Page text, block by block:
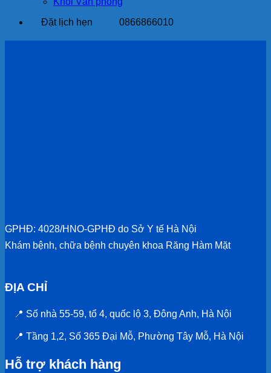
Đặt lịch hẹn
0866866010
GPHĐ: 4028/HNO-GPHĐ do Sở Y tế Hà Nội
Khám bệnh, chữa bệnh chuyên khoa Răng Hàm Mặt
ĐỊA CHỈ
📍 Số nhà 55-59, tổ 4, quốc lộ 3, Đông Anh, Hà Nội
📍 Tầng 1,2, Số 365 Đại Mỗ, Phường Tây Mỗ, Hà Nội
Hỗ trợ khách hàng